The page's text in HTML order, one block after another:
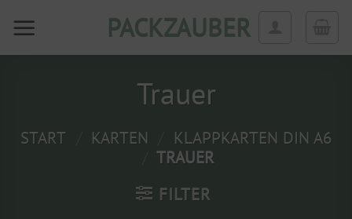
Inhalt
PACKZAUBER
Trauer
START KARTEN
KLAPPKARTEN DIN A6
TRAUER
FILTER